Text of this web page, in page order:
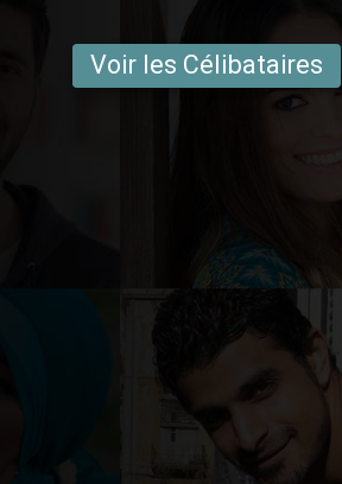
Voir les Célibataires